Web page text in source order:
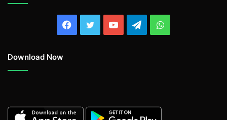
Facebook
TwitterYouTubeTelegramWhatsApp
Download Now